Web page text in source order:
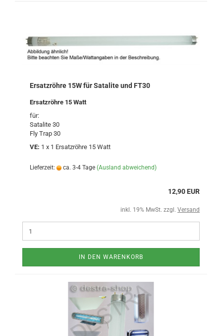
Ersatzröhre 15W für Satalite und FT30
Ersatzröhre 15 Watt
für:
Satalite 30
Fly Trap 30
VE: 1 x 1 Ersatzröhre 15 Watt
Lieferzeit: ca. 3-4 Tage (Ausland abweichend)
12,90 EUR
inkl. 19% MwSt. zzgl. Versand
IN DEN WARENKORB